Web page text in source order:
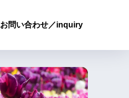
お問い合わせ／inquiry